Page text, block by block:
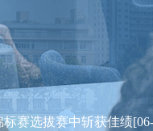
赛选拔赛中斩获佳绩[06-